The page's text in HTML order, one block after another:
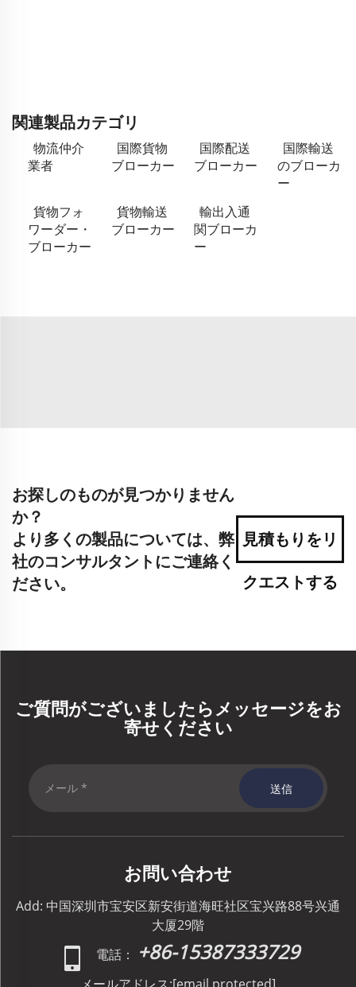
関連製品カテゴリ
物流仲介
業者
国際貨物
ブローカー
国際配送
ブローカー
国際輸送
のブローカ
ー
貨物フォ
ワーダー・
ブローカー
貨物輸送
ブローカー
輸出入通
関ブローカ
ー
お探しのものが見つかりません
か？
より多くの製品については、弊
社のコンサルタントにご連絡く
ださい。
見積もりをリ
クエストする
ご質問がございましたらメッセージをお
寄せください
送信
お問い合わせ
Add: 中国深圳市宝安区新安街道海旺社区宝兴路88号兴通
大厦29階
電話：
+86-15387333729